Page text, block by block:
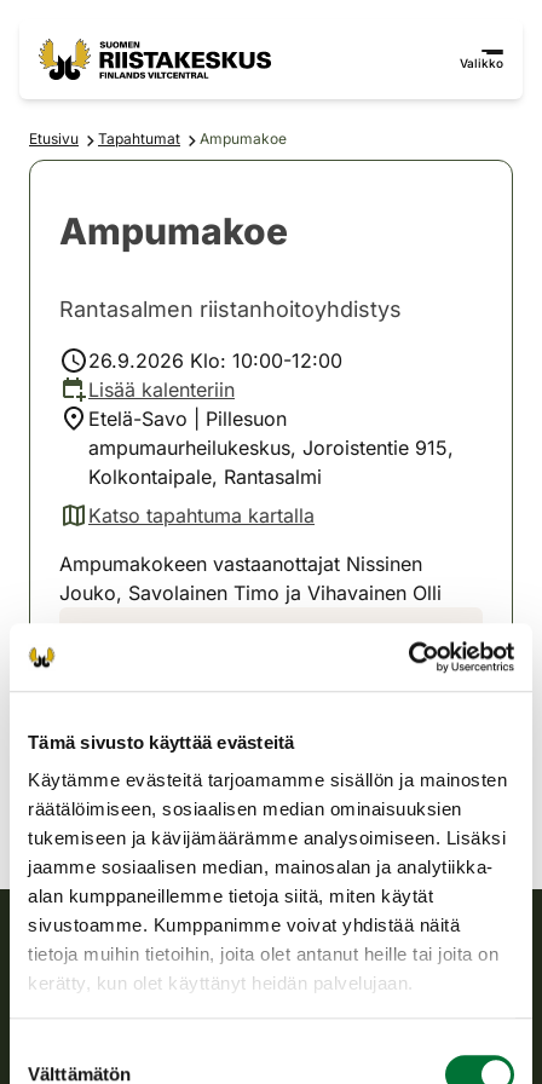
Tämä sivusto käyttää evästeitä
Käytämme evästeitä tarjoamamme sisällön ja mainosten
räätälöimiseen, sosiaalisen median ominaisuuksien
tukemiseen ja kävijämäärämme analysoimiseen. Lisäksi
jaamme sosiaalisen median, mainosalan ja analytiikka-
alan kumppaneillemme tietoja siitä, miten käytät
sivustoamme. Kumppanimme voivat yhdistää näitä
tietoja muihin tietoihin, joita olet antanut heille tai joita on
kerätty, kun olet käyttänyt heidän palvelujaan.
valinta
Välttämätön
Valikko
Etusivu Tapahtumat Ampumakoe
Ampumakoe
Rantasalmen riistanhoitoyhdistys
26.9.2026 Klo: 10:00-12:00
Lisää kalenteriin
Etelä-Savo | Pillesuon
ampumaurheilukeskus, Joroistentie 915,
Kolkontaipale, Rantasalmi
Katso tapahtuma kartalla
(avautuu uuteen välilehteen)
Ampumakokeen vastaanottajat Nissinen
Jouko, Savolainen Timo ja Vihavainen Olli
Rantasalmen riistanhoitoyhdistys
rantasalmi@rhy.riista.fi
Suomen riistakeskus
riistanhoitoyhdistysten toimintaa ja huolehtii riistapolitiikan